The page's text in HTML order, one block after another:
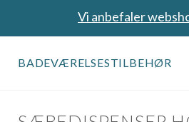
Vi anbefaler
BADEVÆRELSESTILBEHØR